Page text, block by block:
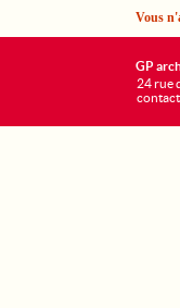
Vous
GP
24 rue